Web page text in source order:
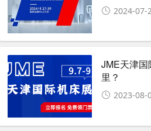
2024-07-
JME天津
里？
2023-08-